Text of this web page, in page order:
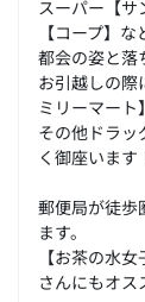
スーパー【サ
【コープ】
都会の姿と落
お引越しの際
ミリーマー
その他ドラッ
く御座います
郵便局が徒歩
ます。
【お茶の水
さんにもオ